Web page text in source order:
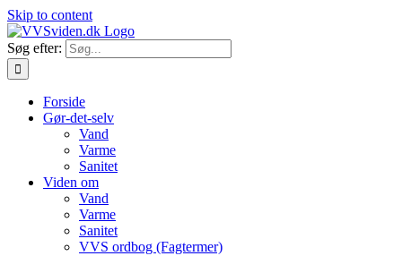
Skip to content
Søg efter:
Forside
Gør-det-selv
Vand
Varme
Sanitet
Viden om
Vand
Varme
Sanitet
VVS ordbog (Fagtermer)